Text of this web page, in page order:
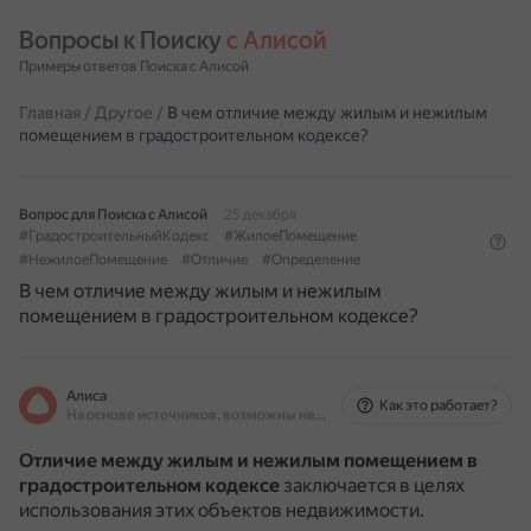
Вопросы к Поиску с Алисой
Примеры ответов Поиска с Алисой
Главная / Другое / В чем отличие между жилым и нежилым
помещением в градостроительном кодексе?
Вопрос для Поиска с Алисой
25 декабря
#ГрадостроительныйКодекс
#ЖилоеПомещение
#НежилоеПомещение
#Отличие #Определение
В чем отличие между жилым и нежилым
помещением в градостроительном кодексе?
Алиса
На основе источников, возможны неточности
Как это работает?
Отличие между жилым и нежилым помещением в
градостроительном кодексе заключается в целях
использования этих объектов недвижимости.